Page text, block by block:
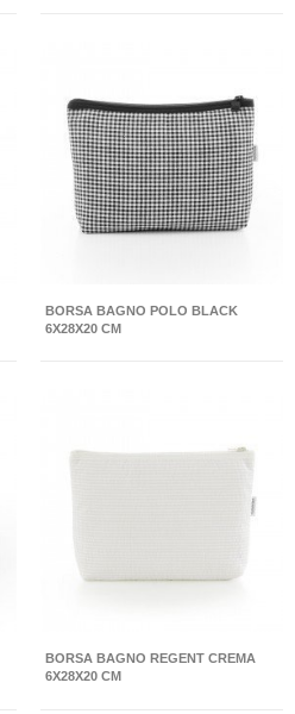
BORSA BAGNO POLO BLACK
6X28X20 CM
BORSA BAGNO REGENT CREMA
6X28X20 CM